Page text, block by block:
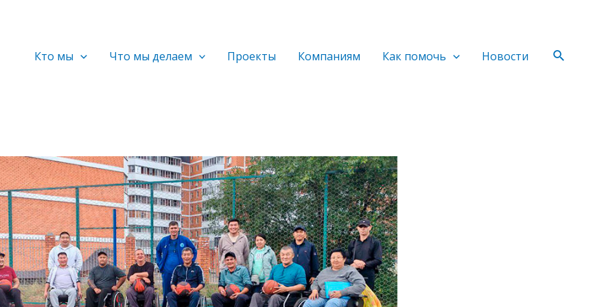
Кто мы Что мы делаем Проекты Компаниям Как помочь Новости Поиск